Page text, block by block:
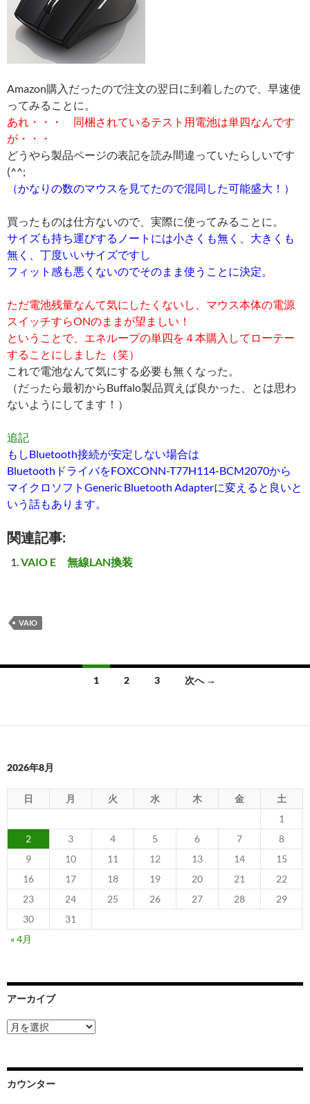
Amazon購入だったので注文の翌日に到着したので、早速使
ってみることに。
あれ・・・ 同梱されているテスト用電池は単四なんです
が・・・
どうやら製品ページの表記を読み間違っていたらしいです
(^^;
（かなりの数のマウスを見てたので混同した可能盛大！）
買ったものは仕方ないので、実際に使ってみることに。
サイズも持ち運びするノートには小さくも無く、大きくも
無く、丁度いいサイズですし
フィット感も悪くないのでそのまま使うことに決定。
ただ電池残量なんて気にしたくないし、マウス本体の電源
スイッチすらONのままが望ましい！
ということで、エネループの単四を４本購入してローテー
することにしました（笑）
これで電池なんて気にする必要も無くなった。
（だったら最初からBuffalo製品買えば良かった、とは思わ
ないようにしてます！）
追記
もしBluetooth接続が安定しない場合は
BluetoothドライバをFOXCONN-T77H114-BCM2070から
マイクロソフトGeneric Bluetooth Adapterに変えると良いと
いう話もあります。
関連記事:
VAIO E 無線LAN換装
VAIO
ナ
ゲ
シ
ョ
ン
1 2 3 次へ →
2026年8月
日 月 火 水 木 金
土
1
2
3 4 5 6 7
8
9
10 11 12 13 14
15
16
17 18 19 20 21
22
23
24 25 26 27 28
29
30
31
« 4月
アーカイブ
ア
ー
ブ
カウンター